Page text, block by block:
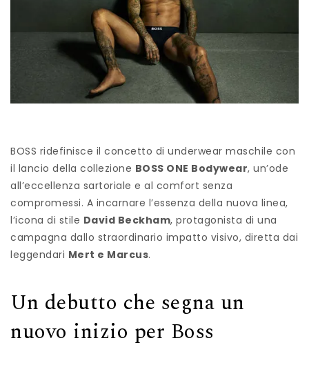
BOSS ridefinisce il concetto di underwear maschile con
il lancio della collezione BOSS ONE Bodywear, un’ode
all’eccellenza sartoriale e al comfort senza
compromessi. A incarnare l’essenza della nuova linea,
l’icona di stile David Beckham, protagonista di una
campagna dallo straordinario impatto visivo, diretta dai
leggendari Mert e Marcus.
Un debutto che segna un
nuovo inizio per Boss